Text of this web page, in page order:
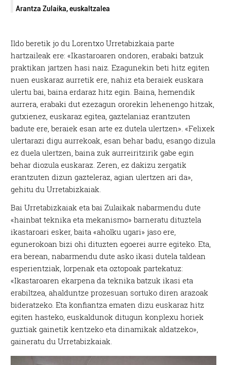
Arantza Zulaika, euskaltzalea
Ildo beretik jo du Lorentxo Urretabizkaia parte
hartzaileak ere: «Ikastaroaren ondoren, erabaki batzuk
praktikan jartzen hasi naiz. Ezagunekin beti hitz egiten
nuen euskaraz aurretik ere, nahiz eta beraiek euskara
ulertu bai, baina erdaraz hitz egin. Baina, hemendik
aurrera, erabaki dut ezezagun ororekin lehenengo hitzak,
gutxienez, euskaraz egitea, gaztelaniaz erantzuten
badute ere, beraiek esan arte ez dutela ulertzen». «Felixek
ulertarazi digu aurrekoak, esan behar badu, esango dizula
ez duela ulertzen, baina zuk aurreiritzirik gabe egin
behar diozula euskaraz. Zeren, ez dakizu zergatik
erantzuten dizun gazteleraz, agian ulertzen ari da»,
gehitu du Urretabizkaiak.
Bai Urretabizkaiak eta bai Zulaikak nabarmendu dute
«hainbat teknika eta mekanismo» barneratu dituztela
ikastaroari esker, baita «aholku ugari» jaso ere,
egunerokoan bizi ohi dituzten egoerei aurre egiteko. Eta,
era berean, nabarmendu dute asko ikasi dutela taldean
esperientziak, lorpenak eta oztopoak partekatuz:
«Ikastaroaren ekarpena da teknika batzuk ikasi eta
erabiltzea, ahalduntze prozesuan sortuko diren arazoak
bideratzeko. Eta konfiantza ematen dizu euskaraz hitz
egiten hasteko, euskaldunok ditugun konplexu horiek
guztiak gainetik kentzeko eta dinamikak aldatzeko»,
gaineratu du Urretabizkaiak.